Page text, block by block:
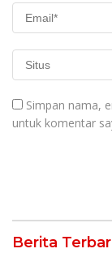
Simpan nama,
untuk komentar
Berita